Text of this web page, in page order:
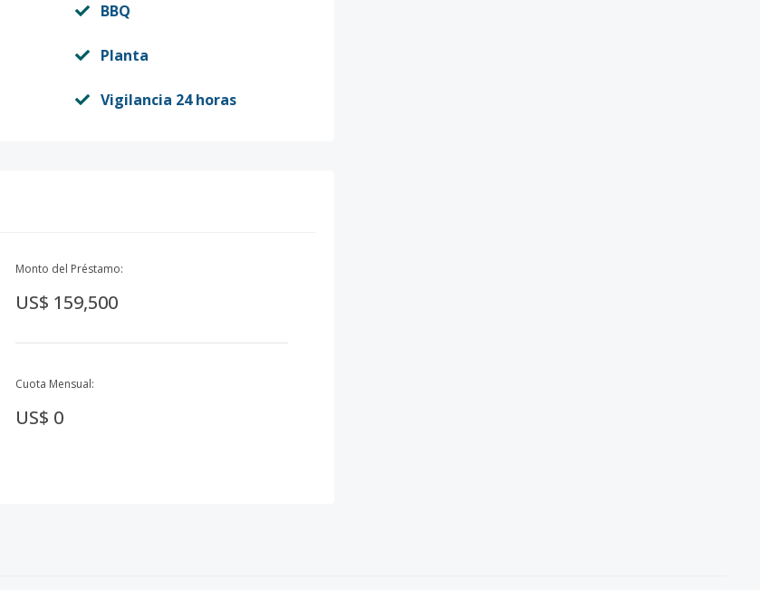
BBQ
Planta
Vigilancia 24 horas
Monto del Préstamo:
US$ 159,500
Cuota Mensual:
US$ 0